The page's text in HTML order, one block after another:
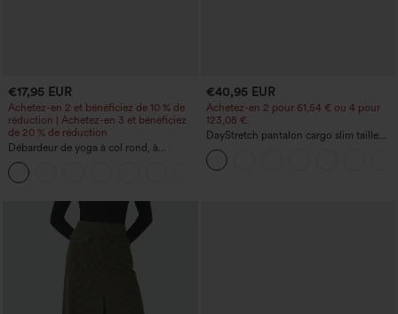
€17,95 EUR
Achetez-en 2 et bénéficiez de 10 % de
réduction | Achetez-en 3 et bénéficiez
de 20 % de réduction
Débardeur de yoga à col rond, à
fronces, effet rafraîchissant - UPF50+
€40,95 EUR
Achetez-en 2 pour 61,54 € ou 4 pour
123,08 €.
DayStretch pantalon cargo slim taille
haute, poches zippées, uni